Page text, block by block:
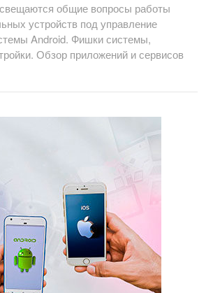
общие вопросы работы
устройств под управление
Android. Фишки системы,
Обзор приложений и сервисов